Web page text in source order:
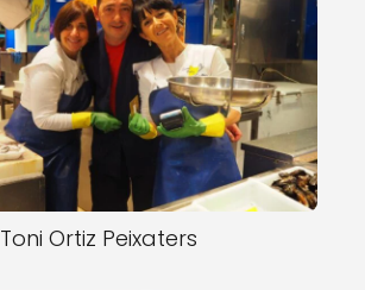
Toni Ortiz Peixaters